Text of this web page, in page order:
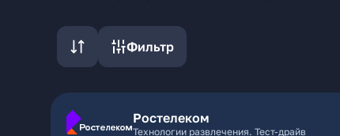
Фильтр
Ростелеком
Технологии развлечения. Тест-драйв